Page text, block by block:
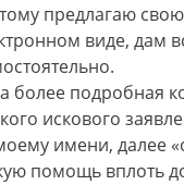
предлагаю
виде, дам
более подробная
искового
имени, далее
помощь вплоть